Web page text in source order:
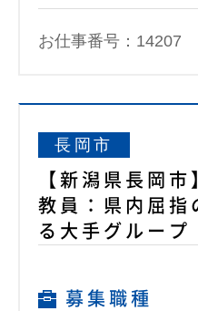
お仕事番号：14207
長岡市
【新潟県長岡
教員：県内屈指
る大手グループ
募集職種